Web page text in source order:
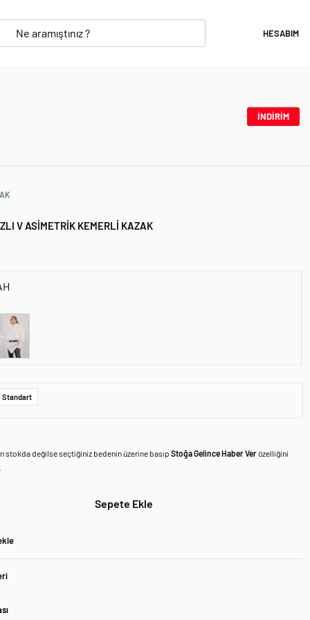
HESABIM
İNDİRİM
V ASIMETRIK KEMERLI KAZAK
Standart
stokda değilse seçtiğiniz bedenin üzerine basıpStoğa Gelince Haber Verözelliğini
Sepete Ekle